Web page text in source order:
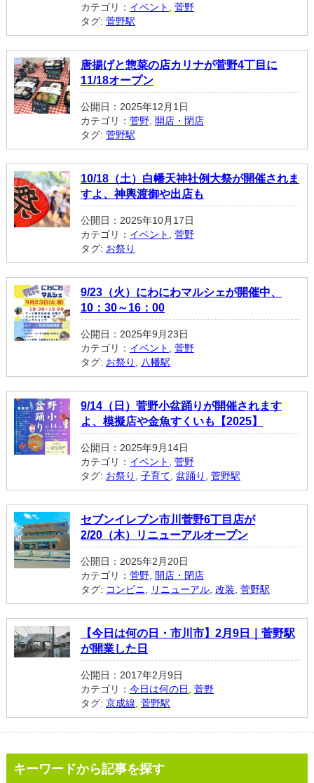
カテゴリ： イベント
菅野
タグ: 菅野駅
唐揚げと惣菜の店カリナが菅野4丁目に
11/18オープン
公開日：2025年12月1日
カテゴリ： 菅野, 開店・閉店
タグ: 菅野駅
10/18（土）白幡天神社例大祭が開催されま
すよ、神輿渡御や出店も
公開日：2025年10月17日
カテゴリ： イベント
菅野
タグ: お祭り
9/23（火）にわにわマルシェが開催中、
10：30～16：00
公開日：2025年9月23日
カテゴリ： イベント
菅野
タグ: お祭り 八幡駅
9/14（日）菅野小盆踊りが開催されます
よ、模擬店や金魚すくいも【2025】
公開日：2025年9月14日
カテゴリ： イベント
菅野
タグ: お祭り 子育て 盆踊り 菅野駅
セブンイレブン市川菅野6丁目店が
2/20（木）リニューアルオープン
公開日：2025年2月20日
カテゴリ： 菅野, 開店・閉店
タグ: コンビニ リニューアル, 改装 菅野駅
【今日は何の日・市川市】2月9日｜菅野駅
が開業した日
公開日：2017年2月9日
カテゴリ： 今日は何の日
菅野
タグ: 京成線 菅野駅
キーワードから記事を探す